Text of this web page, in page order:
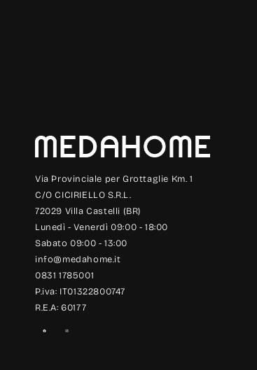
Via Provinciale per Grottaglie Km. 1
C/O CICIRIELLO S.R.L.
72029 Villa Castelli (BR)
Lunedì - Venerdì 09:00 - 18:00
Sabato 09:00 - 13:00
info@medahome.it
0831 1785001
P.iva: IT01322800747
R.E.A: 60177